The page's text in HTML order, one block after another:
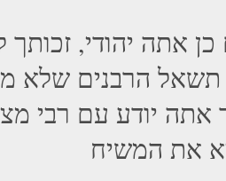
אתה יהודי,
תשאל הרבנים שלא
אתה יודע עם רבי
את המשיח